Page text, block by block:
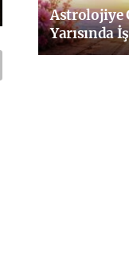
Astrolojiye
Yarısında